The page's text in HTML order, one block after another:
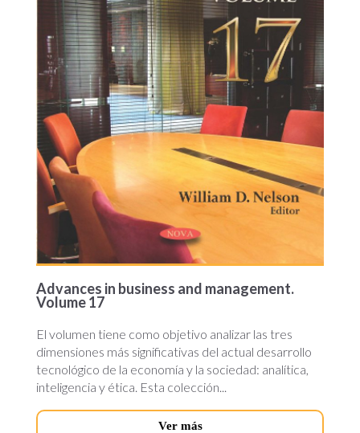
Advances in business and management.
Volume 17
El volumen tiene como objetivo analizar las tres
dimensiones más significativas del actual desarrollo
tecnológico de la economía y la sociedad: analítica,
inteligencia y ética. Esta colección...
Ver más